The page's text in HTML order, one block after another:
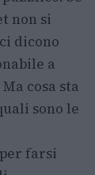
non si
dicono
a
cosa sta
sono le
farsi